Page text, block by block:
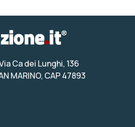
Ca dei Lunghi, 136
MARINO, CAP 47893